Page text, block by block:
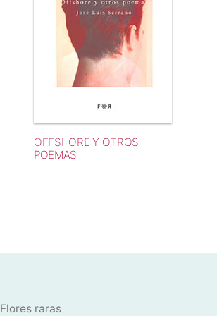
OFFSHORE Y OTROS
POEMAS
Flores raras